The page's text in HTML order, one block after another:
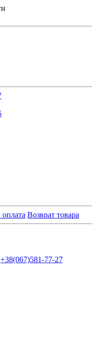
Возврат товара
+38(067)581-77-27